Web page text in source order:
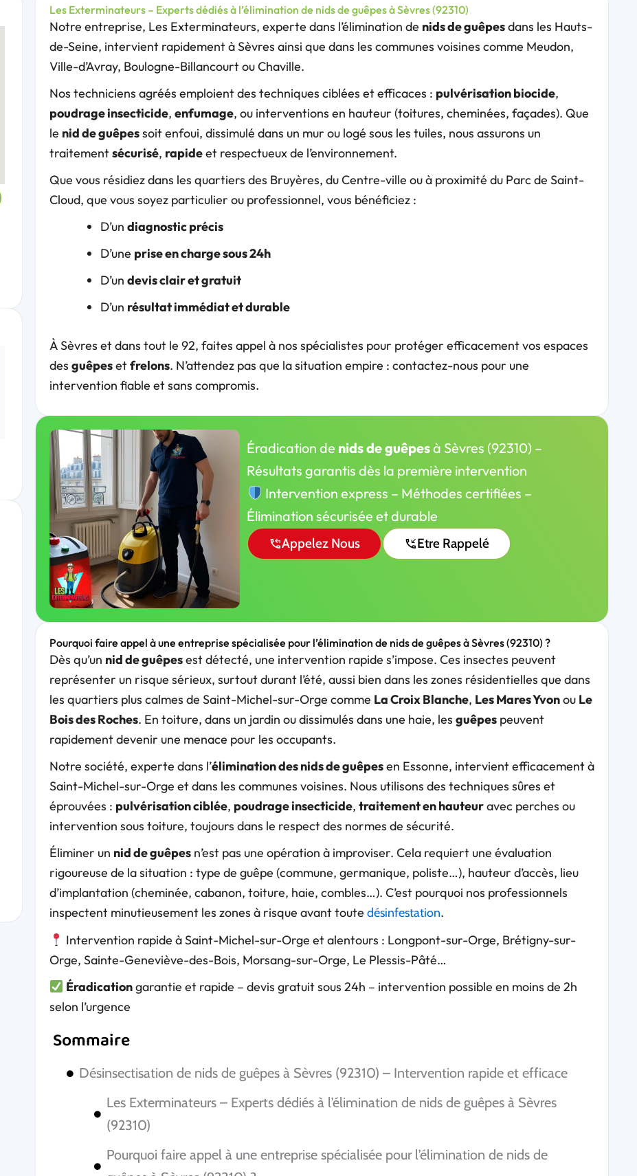
Les Exterminateurs – Experts dédiés à l’élimination de nids de guêpes à Sèvres (92310)
Notre entreprise, Les Exterminateurs, experte dans l’élimination de nids de guêpesdans les Hauts-
de-Seine, intervient rapidement à Sèvres ainsi que dans les communes voisines comme Meudon,
Ville-d’Avray, Boulogne-Billancourt ou Chaville.
Nos techniciens agréés emploient des techniques ciblées et efficaces : pulvérisation biocide,
poudrage insecticide, enfumage, ou interventions en hauteur (toitures, cheminées, façades). Que
le nid de guêpessoit enfoui, dissimulé dans un mur ou logé sous les tuiles, nous assurons un
traitementsécurisé, rapideet respectueux de l’environnement.
Que vous résidiez dans les quartiers des Bruyères, du Centre-ville ou à proximité du Parc de Saint-
Cloud, que vous soyez particulier ou professionnel, vous bénéficiez :
D’un diagnostic précis
D’une prise en charge sous 24h
D’un devis clair et gratuit
D’un résultat immédiat et durable
À Sèvres et dans tout le 92, faites appel à nos spécialistes pour protéger efficacement vos espaces
des guêpesetfrelons. N’attendez pas que la situation empire : contactez-nous pour une
intervention fiable et sans compromis.
Éradication de nids de guêpesà Sèvres (92310) –
Résultats garantis dès la première intervention
Intervention express – Méthodes certifiées –
Élimination sécurisée et durable
Appelez Nous Etre Rappelé
Pourquoi faire appel à une entreprise spécialisée pour l’élimination de nids de guêpes à Sèvres (92310) ?
Dès qu’un nid de guêpesest détecté, une intervention rapide s’impose. Ces insectes peuvent
représenter un risque sérieux, surtout durant l’été, aussi bien dans les zones résidentielles que dans
les quartiers plus calmes de Saint-Michel-sur-Orge comme La Croix Blanche, Les Mares Yvonou Le
Bois des Roches. En toiture, dans un jardin ou dissimulés dans une haie, les guêpespeuvent
rapidement devenir une menace pour les occupants.
Notre société, experte dans l’élimination des nids de guêpesen Essonne, intervient efficacement à
Saint-Michel-sur-Orge et dans les communes voisines. Nous utilisons des techniques sûres et
éprouvées : pulvérisation ciblée, poudrage insecticide, traitement en hauteuravec perches ou
intervention sous toiture, toujours dans le respect des normes de sécurité.
Éliminer un nid de guêpesn’est pas une opération à improviser. Cela requiert une évaluation
rigoureuse de la situation : type de guêpe (commune, germanique, poliste…), hauteur d’accès, lieu
d’implantation (cheminée, cabanon, toiture, haie, combles…). C’est pourquoi nos professionnels
inspectent minutieusement les zones à risque avant toute désinfestation.
Intervention rapide à Saint-Michel-sur-Orge et alentours : Longpont-sur-Orge, Brétigny-sur-
Orge, Sainte-Geneviève-des-Bois, Morsang-sur-Orge, Le Plessis-Pâté…
Éradicationgarantie et rapide – devis gratuit sous 24h – intervention possible en moins de 2h
selon l’urgence
Sommaire
Désinsectisation de nids de guêpes à Sèvres (92310) – Intervention rapide et efficace
Les Exterminateurs – Experts dédiés à l’élimination de nids de guêpes à Sèvres
(92310)
Pourquoi faire appel à une entreprise spécialisée pour l’élimination de nids de